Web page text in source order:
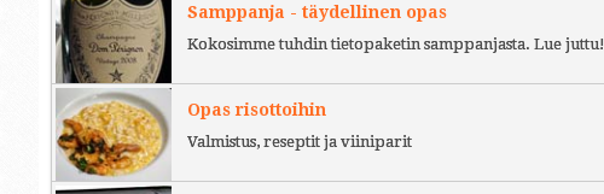
Samppanja - täydellinen opas
Kokosimme tuhdin tietopaketin samppanjasta. Lue juttu!
Opas risottoihin
Valmistus, reseptit ja viiniparit